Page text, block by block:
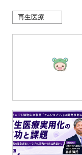
再生医療